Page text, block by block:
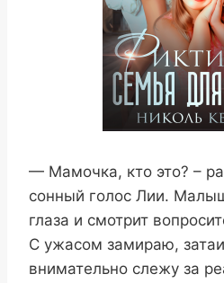
— Мамочка, кто это? –
сонный голос Лии.
глаза и смотрит
С ужасом замираю,
внимательно слежу за